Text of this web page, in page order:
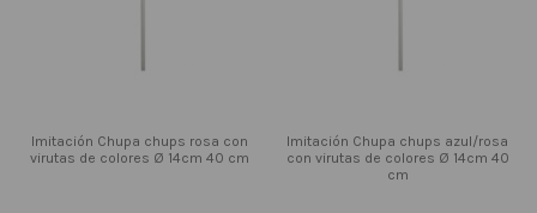
Imitación Chupa chups rosa con
virutas de colores Ø 14cm 40 cm
Imitación Chupa chups azul/rosa
con virutas de colores Ø 14cm 40
cm